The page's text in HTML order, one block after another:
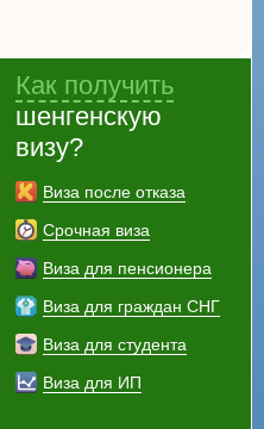
Как получить
шенгенскую
визу?
Виза после отказа
Срочная виза
Виза для пенсионера
Виза для граждан СНГ
Виза для студента
Виза для ИП